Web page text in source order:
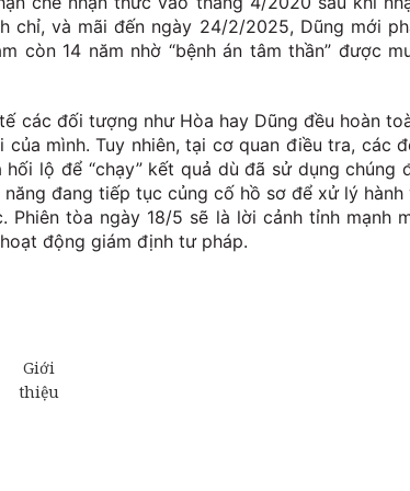
chỉ, và mãi đến ngày 24/2/2025, Dũng mới
còn 14 năm nhờ “bệnh án tâm thần” được
các đối tượng như Hòa hay Dũng đều hoàn
mình. Tuy nhiên, tại cơ quan điều tra, các
lộ để “chạy” kết quả dù đã sử dụng chúng
đang tiếp tục củng cố hồ sơ để xử lý hành
tòa ngày 18/5 sẽ là lời cảnh tỉnh mạnh
động giám định tư pháp.